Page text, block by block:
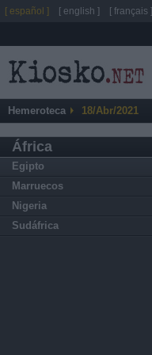
Hemeroteca 18/Abr/2021
África
Egipto
Marruecos
Nigeria
Sudáfrica
[ español ] [ english ] [ français ]